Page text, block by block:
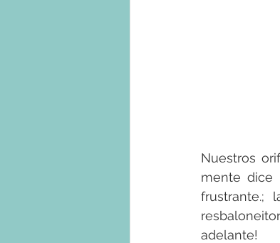
Nuestros
mente dice
frustrante.;
adelante!